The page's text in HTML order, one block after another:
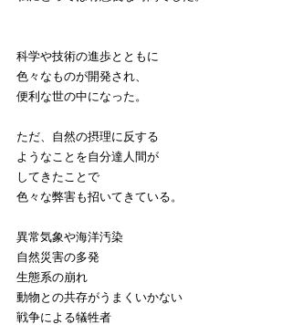
科学や技術の進歩とともに
色々なものが開発され、
便利な世の中になった。
ただ、自然の摂理に反する
ようなことを自分達人間が
してきたことで
色々な弊害も招いてきている。
異常気象や海洋汚染
自然災害の多発
生態系の崩れ
動物との共存がうまくいかない
戦争による犠牲者